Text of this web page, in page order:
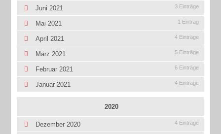
Juni 2021 3 Einträge
Mai 2021 1 Eintrag
April 2021 4 Einträge
März 2021 5 Einträge
Februar 2021 6 Einträge
Januar 2021 4 Einträge
2020
Dezember 2020 4 Einträge